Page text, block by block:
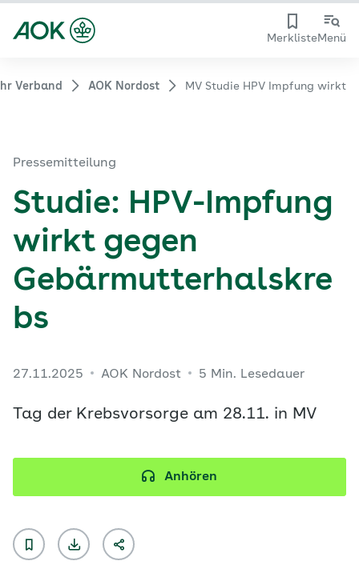
MerklisteMenü
Verband AOK Nordost MV Studie HPV Impfung wirkt
Pressemitteilung
Studie: HPV-Impfung
wirkt gegen
Gebärmutterhalskre
bs
27.11.2025 AOK Nordost 5 Min. Lesedauer
Tag der Krebsvorsorge am 28.11. in MV
Anhören